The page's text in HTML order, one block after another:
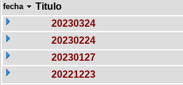
fecha Titulo
20230324
20230224
20230127
20221223